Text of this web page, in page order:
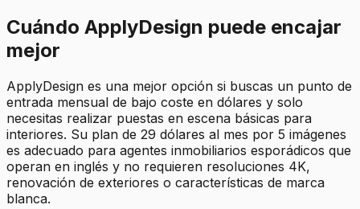
Cuándo ApplyDesign puede encajar
mejor
ApplyDesign es una mejor opción si buscas un punto de
entrada mensual de bajo coste en dólares y solo
necesitas realizar puestas en escena básicas para
interiores. Su plan de 29 dólares al mes por 5 imágenes
es adecuado para agentes inmobiliarios esporádicos que
operan en inglés y no requieren resoluciones 4K,
renovación de exteriores o características de marca
blanca.